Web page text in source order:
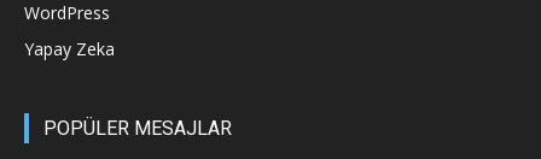
WordPress
Yapay Zeka
POPÜLER MESAJLAR